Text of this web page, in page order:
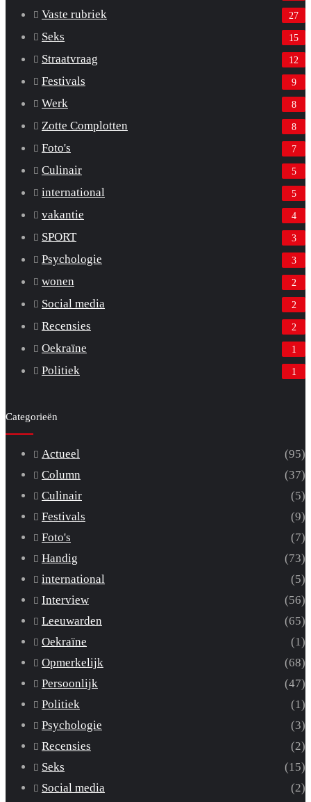
Vaste rubriek 27
Seks 15
Straatvraag 12
Festivals 9
Werk 8
Zotte Complotten 8
Foto's 7
Culinair 5
international 5
vakantie 4
SPORT 3
Psychologie 3
wonen 2
Social media 2
Recensies 2
Oekraïne 1
Politiek 1
Categorieën
Actueel
(95)
Column
(37)
Culinair
(5)
Festivals
(9)
Foto's
(7)
Handig
(73)
international
(5)
Interview
(56)
Leeuwarden
(65)
Oekraïne
(1)
Opmerkelijk
(68)
Persoonlijk
(47)
Politiek
(1)
Psychologie
(3)
Recensies
(2)
Seks
(15)
Social media
(2)